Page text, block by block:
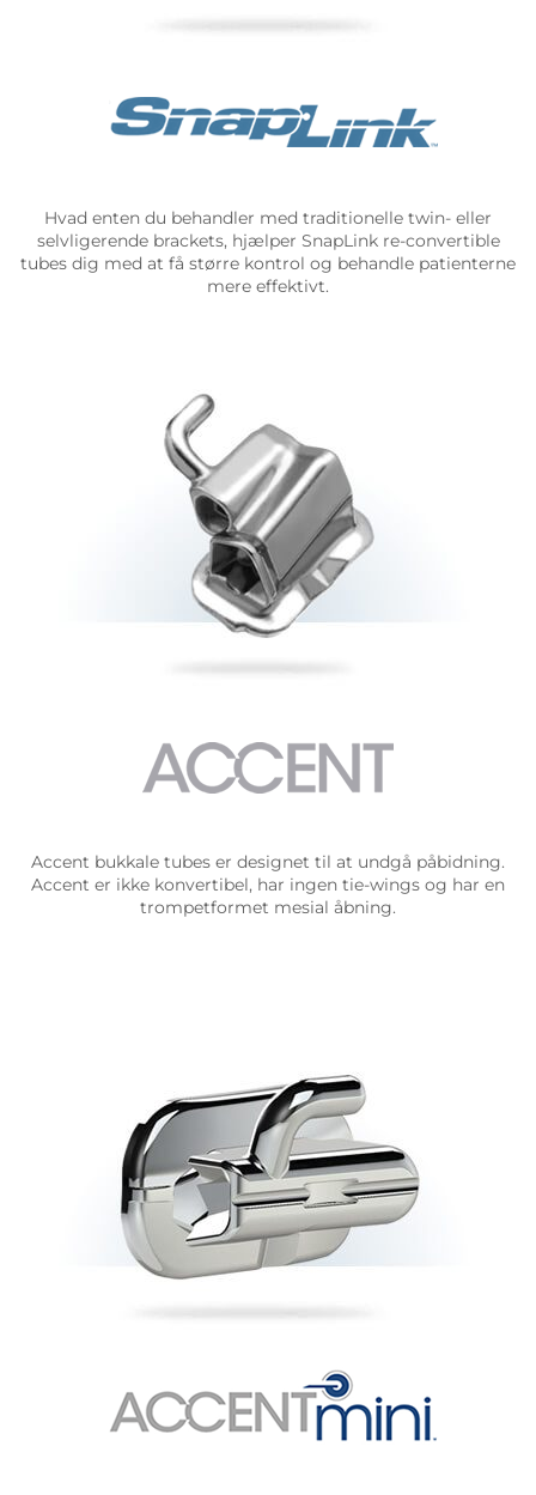
Hvad enten du behandler med traditionelle twin- eller
selvligerende brackets, hjælper SnapLink re-convertible
tubes dig med at få større kontrol og behandle patienterne
mere effektivt.
Accent bukkale tubes er designet til at undgå påbidning.
Accent er ikke konvertibel, har ingen tie-wings og har en
trompetformet mesial åbning.